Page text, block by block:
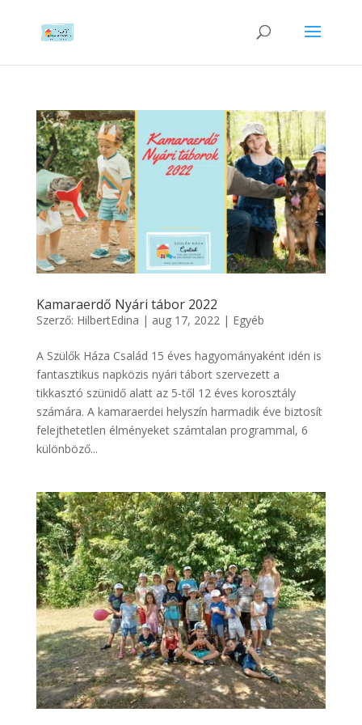
Kamaraerdő Nyári tábor 2022
Szerző: HilbertEdina | aug 17, 2022 | Egyéb
A Szülők Háza Család 15 éves hagyományaként idén is
fantasztikus napközis nyári tábort szervezett a
tikkasztó szünidő alatt az 5-től 12 éves korosztály
számára. A kamaraerdei helyszín harmadik éve biztosít
felejthetetlen élményeket számtalan programmal, 6
különböző...